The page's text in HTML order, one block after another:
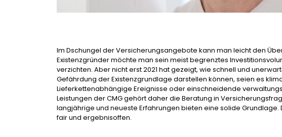
Im Dschungel der Versicherungsangebote kann man leicht den
Existenzgründer möchte man sein meist begrenztes
verzichten. Aber nicht erst 2021 hat gezeigt, wie schnell und
Gefährdung der Existenzgrundlage darstellen können, seien es
Lieferkettenabhängige Ereignisse oder einschneidende
Leistungen der CMG gehört daher die Beratung in
langjährige und neueste Erfahrungen bieten eine solide Grundlage.
fair und ergebnisoffen.